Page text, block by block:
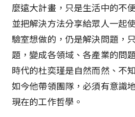
麼遠大計畫，只是生活中的不
並把解決方法分享給眾人一起
驗室想做的，仍是解決問題，
題，變成各領域、各產業的問
時代的杜奕瑾是自然而然、不
如今他帶領團隊，必須有意識
現在的工作哲學。